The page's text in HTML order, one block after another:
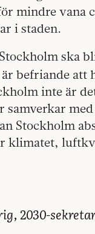
mindre vana
i staden.
ska
är befriande att
inte är
samverkar med
Stockholm
klimatet,
2030-